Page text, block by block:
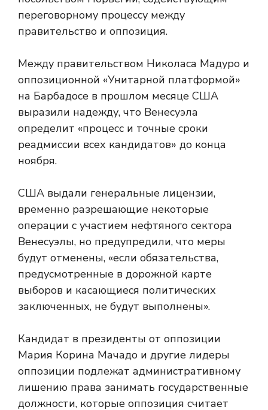
переговорному процессу между
правительство и оппозиция.
Между правительством Николаса Мадуро и
оппозиционной «Унитарной платформой»
на Барбадосе в прошлом месяце США
выразили надежду, что Венесуэла
определит «процесс и точные сроки
реадмиссии всех кандидатов» до конца
ноября.
США выдали генеральные лицензии,
временно разрешающие некоторые
операции с участием нефтяного сектора
Венесуэлы, но предупредили, что меры
будут отменены, «если обязательства,
предусмотренные в дорожной карте
выборов и касающиеся политических
заключенных, не будут выполнены».
Кандидат в президенты от оппозиции
Мария Корина Мачадо и другие лидеры
оппозиции подлежат административному
лишению права занимать государственные
должности, которые оппозиция считает